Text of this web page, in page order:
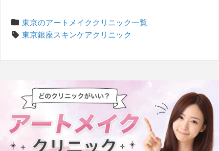
東京のアートメイククリニック一覧
東京銀座スキンケアクリニック